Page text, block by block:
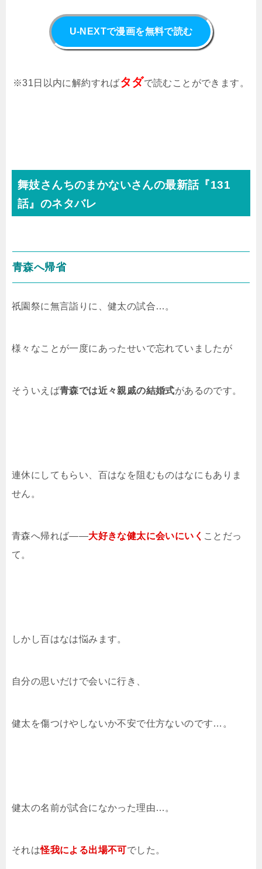
U-NEXTで漫画を無料で読む
※31日以内に解約すればタダで読むことができます。
舞妓さんちのまかないさんの最新話『131
話』のネタバレ
青森へ帰省
祇園祭に無言詣りに、健太の試合…。
様々なことが一度にあったせいで忘れていましたが
そういえば青森では近々親戚の結婚式があるのです。
連休にしてもらい、百はなを阻むものはなにもありま
せん。
青森へ帰れば――大好きな健太に会いにいく ことだっ
て。
しかし百はなは悩みます。
自分の思いだけで会いに行き、
健太を傷つけやしないか不安で仕方ないのです…。
健太の名前が試合になかった理由…。
それは怪我による出場不可でした。